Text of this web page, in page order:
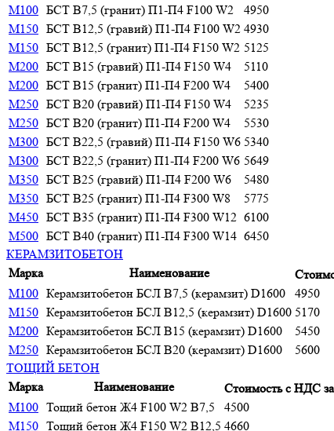
М100 БСТ В7,5 (гранит) П1-П4 F100 W2
4950
М150 БСТ В12,5 (гравий) П1-П4 F100 W2 4930
М150 БСТ В12,5 (гранит) П1-П4 F150 W2 5125
М200 БСТ В15 (гравий) П1-П4 F150 W4
5110
М200 БСТ В15 (гранит) П1-П4 F200 W4
5400
М250 БСТ В20 (гравий) П1-П4 F150 W4
5235
М250 БСТ В20 (гранит) П1-П4 F200 W4
5530
М300 БСТ В22,5 (гравий) П1-П4 F150 W6 5340
М300 БСТ В22,5 (гранит) П1-П4 F200 W6 5649
М350 БСТ В25 (гравий) П1-П4 F200 W6
5480
М350 БСТ В25 (гранит) П1-П4 F300 W8
5775
М450 БСТ В35 (гранит) П1-П4 F300 W12 6100
М500 БСТ В40 (гранит) П1-П4 F300 W14 6450
КЕРАМЗИТОБЕТОН
Марка
Наименование
М100 Керамзитобетон БСЛ В7,5 (керамзит) D1600
4950
М150 Керамзитобетон БСЛ В12,5 (керамзит) D1600 5170
М200 Керамзитобетон БСЛ В15 (керамзит) D1600
5450
М250 Керамзитобетон БСЛ В20 (керамзит) D1600
5600
ТОЩИЙ БЕТОН
Марка
Наименование Стоимость с НДС
М100 Тощий бетон Ж4 F100 W2 В7,5
4500
М150 Тощий бетон Ж4 F150 W2 В12,5 4660